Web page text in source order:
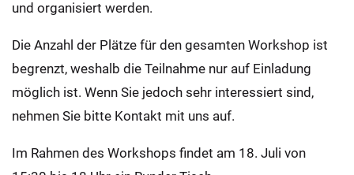
und organisiert werden.
Die Anzahl der Plätze für den gesamten Workshop ist
begrenzt, weshalb die Teilnahme nur auf Einladung
möglich ist. Wenn Sie jedoch sehr interessiert sind,
nehmen Sie bitte Kontakt mit uns auf.
Im Rahmen des Workshops findet am 18. Juli von